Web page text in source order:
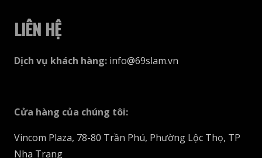
LIÊN HỆ
Dịch vụ khách hàng: info@69slam.vn
Cửa hàng của chúng tôi:
Vincom Plaza, 78-80 Trần Phú, Phường Lộc Thọ, TP
Nha Trang